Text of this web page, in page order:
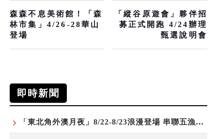
森森不息美術館！「森
林市集」4/26-28華山
登場
「縱谷原遊會」夥伴招
募正式開跑 4/24辦理
甄選說明會
即時新聞
「東北角外澳月夜」8/22-8/23浪漫登場 串聯五漁村、音樂、市集、火舞與慢旅共度夏夜